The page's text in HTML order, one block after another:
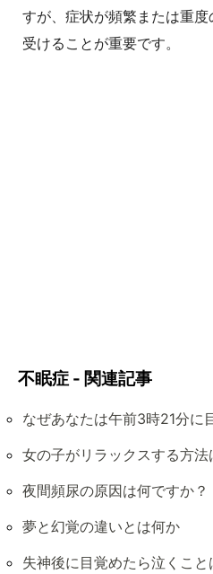
すが、症状が頻繁または重
受けることが重要です。
不眠症 - 関連記事
なぜあなたは午前3時21分に
女の子がリラックスする方法
夜間頻尿の原因は何ですか？
夢と幻覚の違いとは何か
失神後に目覚めたら泣くこと